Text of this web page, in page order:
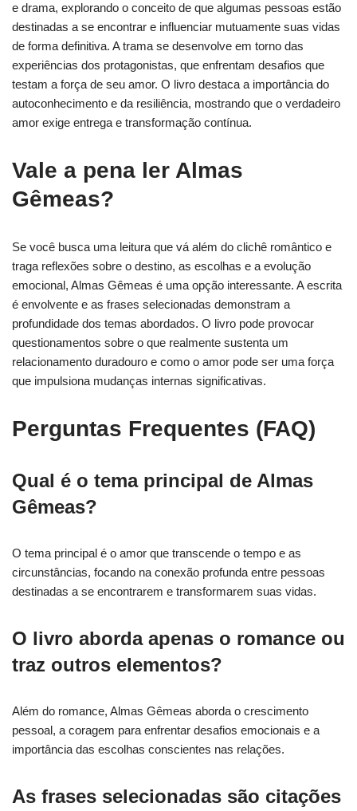
e drama, explorando o conceito de que algumas pessoas estão
destinadas a se encontrar e influenciar mutuamente suas vidas
de forma definitiva. A trama se desenvolve em torno das
experiências dos protagonistas, que enfrentam desafios que
testam a força de seu amor. O livro destaca a importância do
autoconhecimento e da resiliência, mostrando que o verdadeiro
amor exige entrega e transformação contínua.
Vale a pena ler Almas
Gêmeas?
Se você busca uma leitura que vá além do clichê romântico e
traga reflexões sobre o destino, as escolhas e a evolução
emocional, Almas Gêmeas é uma opção interessante. A escrita
é envolvente e as frases selecionadas demonstram a
profundidade dos temas abordados. O livro pode provocar
questionamentos sobre o que realmente sustenta um
relacionamento duradouro e como o amor pode ser uma força
que impulsiona mudanças internas significativas.
Perguntas Frequentes (FAQ)
Qual é o tema principal de Almas
Gêmeas?
O tema principal é o amor que transcende o tempo e as
circunstâncias, focando na conexão profunda entre pessoas
destinadas a se encontrarem e transformarem suas vidas.
O livro aborda apenas o romance ou
traz outros elementos?
Além do romance, Almas Gêmeas aborda o crescimento
pessoal, a coragem para enfrentar desafios emocionais e a
importância das escolhas conscientes nas relações.
As frases selecionadas são citações